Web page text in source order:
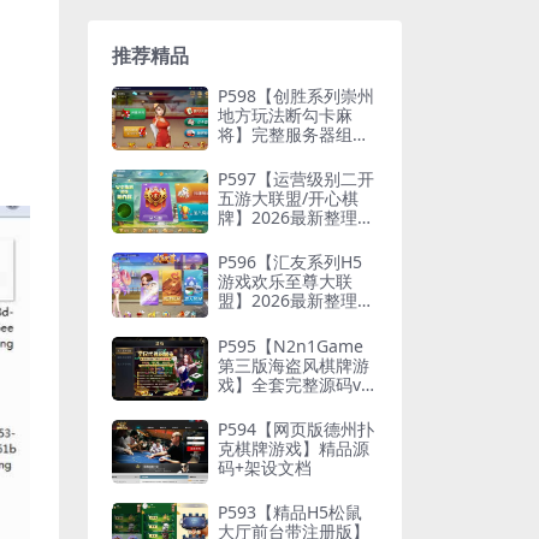
推荐精品
P598【创胜系列崇州
地方玩法断勾卡麻
将】完整服务器组件
+双端APP+授权机+通
P597【运营级别二开
五游大联盟/开心棋
牌】2026最新整理完
整服务器组件+双端A
详细视频教程
P596【汇友系列H5
游戏欢乐至尊大联
盟】2026最新整理Li
nux系统最新组件+搭
P595【N2n1Game
第三版海盗风棋牌游
戏】全套完整源码v8.
0.0.1含android、io
+视频教程
P594【网页版德州扑
克棋牌游戏】精品源
码+架设文档
P593【精品H5松鼠
大厅前台带注册版】